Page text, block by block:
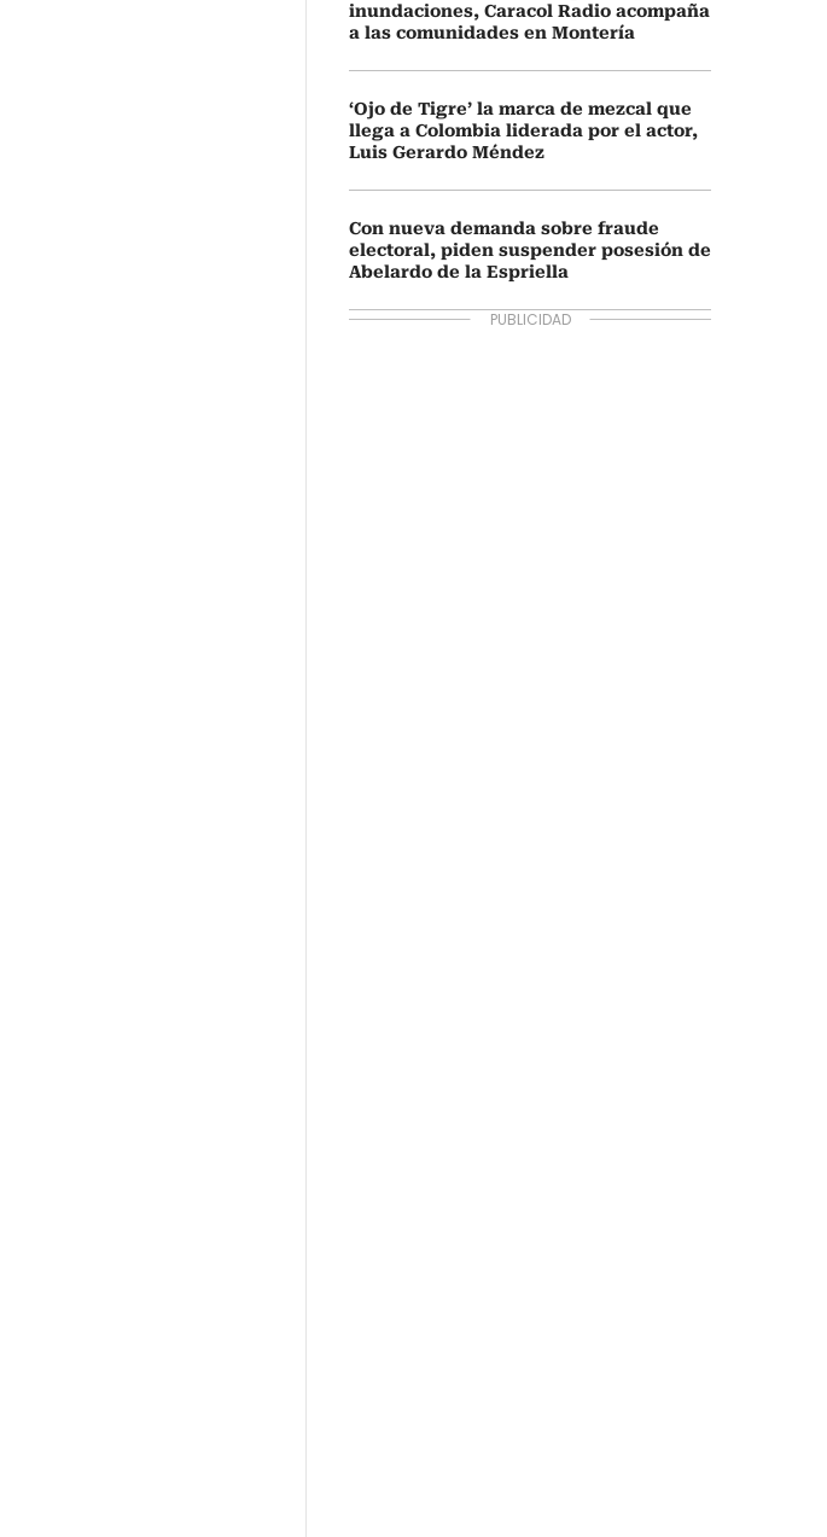
inundaciones, Caracol Radio acompaña
a las comunidades en Montería
‘Ojo de Tigre’ la marca de mezcal que
llega a Colombia liderada por el actor,
Luis Gerardo Méndez
Con nueva demanda sobre fraude
electoral, piden suspender posesión de
Abelardo de la Espriella